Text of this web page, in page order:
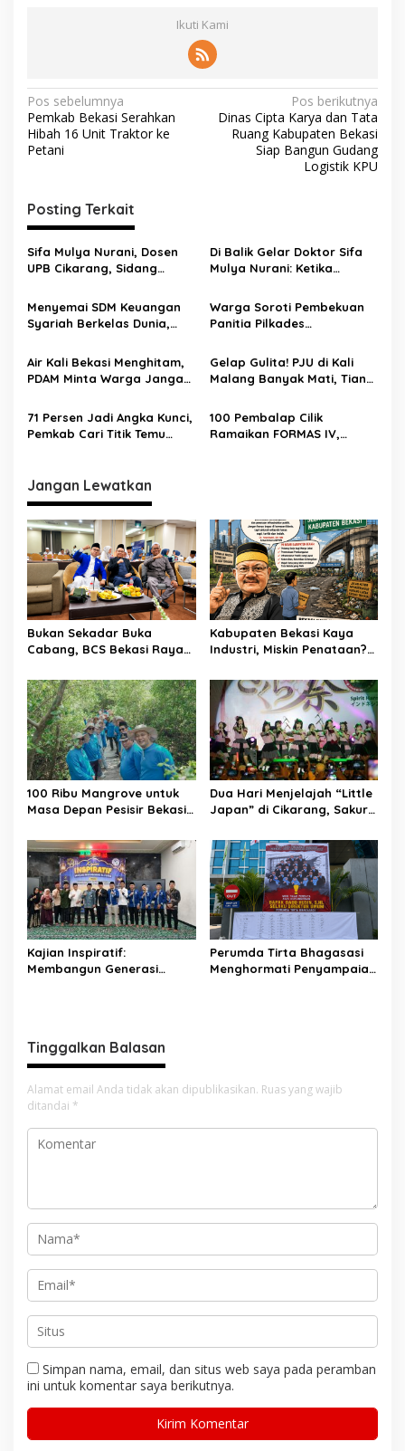
Ikuti Kami
Pos sebelumnya
Pemkab Bekasi Serahkan
Hibah 16 Unit Traktor ke
Petani
Pos berikutnya
Dinas Cipta Karya dan Tata
Ruang Kabupaten Bekasi
Siap Bangun Gudang
Logistik KPU
Posting Terkait
Sifa Mulya Nurani, Dosen
UPB Cikarang, Sidang
dipimpin Prof. Dr. H. Aden
Rosadi Dosen UIN SGD asal
Bekasi
Di Balik Gelar Doktor Sifa
Mulya Nurani: Ketika
Menyelamatkan Masa
Depan Anak Indonesia
Menyemai SDM Keuangan
Syariah Berkelas Dunia,
Akreditasi Unggul
Warga Soroti Pembekuan
Panitia Pilkades
Intervensi
Air Kali Bekasi Menghitam,
PDAM Minta Warga Jangan
Gelap Gulita! PJU di Kali
Malang Banyak Mati, Tiang
Waswas
71 Persen Jadi Angka Kunci,
Pemkab Cari Titik Temu
100 Pembalap Cilik
Ramaikan FORMAS IV,
Jangan Lewatkan
Bukan Sekadar Buka
Cabang, BCS Bekasi Raya
Allah
Kabupaten Bekasi Kaya
Industri, Miskin Penataan?
di Hari Jadi ke-76
100 Ribu Mangrove untuk
Masa Depan Pesisir Bekasi:
Jababeka Menanam
Harapan yang Tumbuh
Bersama Warga
Dua Hari Menjelajah “Little
Japan” di Cikarang, Sakura
Jababeka Jadi Magnet
Wisata Budaya
Kajian Inspiratif:
Membangun Generasi
Perumda Tirta Bhagasasi
Menghormati Penyampaian
Tinggalkan Balasan
Alamat email Anda tidak akan dipublikasikan. Ruas yang wajib
ditandai *
Simpan nama, email, dan situs web saya pada peramban
ini untuk komentar saya berikutnya.